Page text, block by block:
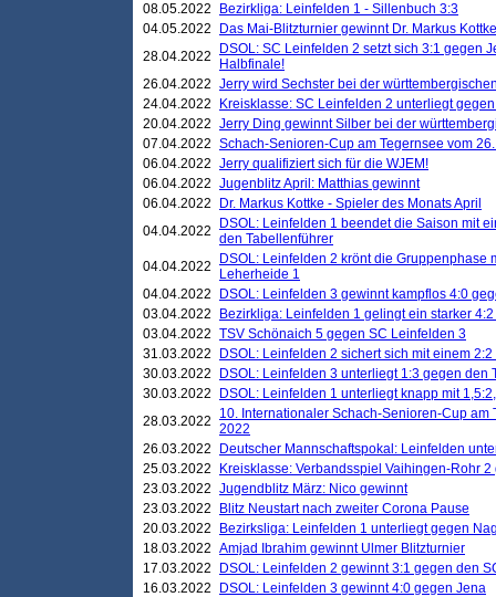
08.05.2022
Bezirkliga: Leinfelden 1 - Sillenbuch 3:3
04.05.2022
Das Mai-Blitzturnier gewinnt Dr. Markus
28.04.2022
DSOL: SC Leinfelden 2 setzt sich 3:1 gegen
Halbfinale!
26.04.2022 Jerry wird Sechster bei der
24.04.2022
Kreisklasse: SC Leinfelden 2 unterliegt
20.04.2022 Jerry Ding gewinnt Silber bei der
07.04.2022 Schach-Senioren-Cup am Tegernsee vom
06.04.2022 Jerry qualifiziert sich für die WJEM!
06.04.2022 Jugenblitz April: Matthias gewinnt
06.04.2022
Dr. Markus Kottke - Spieler des Monats April
04.04.2022
DSOL: Leinfelden 1 beendet die Saison mit
den Tabellenführer
04.04.2022
DSOL: Leinfelden 2 krönt die Gruppenphase
Leherheide 1
04.04.2022
DSOL: Leinfelden 3 gewinnt kampflos 4:0
03.04.2022
Bezirkliga: Leinfelden 1 gelingt ein starker
03.04.2022 TSV Schönaich 5 gegen SC Leinfelden 3
31.03.2022
DSOL: Leinfelden 2 sichert sich mit einem
30.03.2022
DSOL: Leinfelden 3 unterliegt 1:3 gegen den
30.03.2022
DSOL: Leinfelden 1 unterliegt knapp mit
28.03.2022
10. Internationaler Schach-Senioren-Cup am
2022
26.03.2022
Deutscher Mannschaftspokal: Leinfelden
25.03.2022
Kreisklasse: Verbandsspiel Vaihingen-Rohr
23.03.2022 Jugendblitz März: Nico gewinnt
23.03.2022
Blitz Neustart nach zweiter Corona Pause
20.03.2022
Bezirksliga: Leinfelden 1 unterliegt gegen
18.03.2022 Amjad Ibrahim gewinnt Ulmer Blitzturnier
17.03.2022
DSOL: Leinfelden 2 gewinnt 3:1 gegen den
16.03.2022
DSOL: Leinfelden 3 gewinnt 4:0 gegen Jena